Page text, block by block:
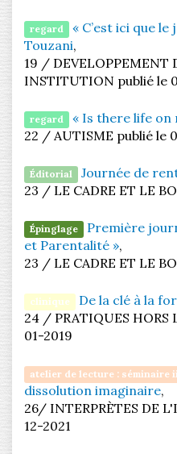
regard
« C’est ici que le
Touzani,
19 / DEVELOPPEMENT
INSTITUTION publié le
regard « Is there life on
22 / AUTISME publié le
Éditorial Journée de
23 / LE CADRE ET LE
Épinglage
Première
et Parentalité »,
23 / LE CADRE ET LE
clinique De la clé à la
24 / PRATIQUES HORS
01-2019
atelier de lecture : séminaire
dissolution imaginaire,
26/ INTERPRÈTES DE
12-2021